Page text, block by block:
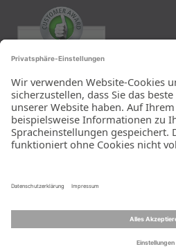
372 reviews from real customers
(last 12 months)
Total: 11290
Die Auswahl und die
Einfachheit der
Bestellung.